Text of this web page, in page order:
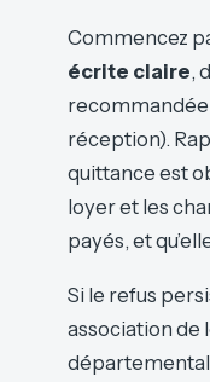
Commencez
écrite claire,
recommandée
réception).
quittance est
loyer et les
payés, et
Si le refus
association de